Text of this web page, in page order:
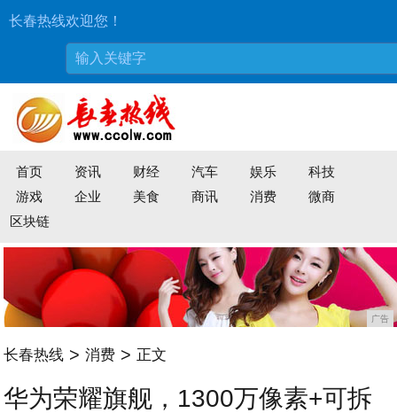
长春热线欢迎您！
首页 资讯 财经 汽车 娱乐
科技
游戏
企业 美食 商讯 消费
微商
区块链
广告
长春热线 > 消费 > 正文
华为荣耀旗舰，1300万像素+可拆